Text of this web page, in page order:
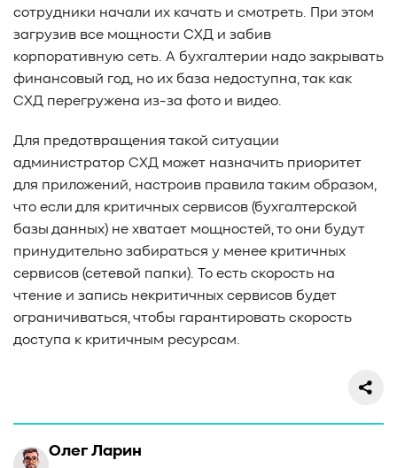
сотрудники начали их качать и смотреть. При этом
загрузив все мощности СХД и забив
корпоративную сеть. А бухгалтерии надо закрывать
финансовый год, но их база недоступна, так как
СХД перегружена из-за фото и видео.
Для предотвращения такой ситуации
администратор СХД может назначить приоритет
для приложений, настроив правила таким образом,
что если для критичных сервисов (бухгалтерской
базы данных) не хватает мощностей, то они будут
принудительно забираться у менее критичных
сервисов (сетевой папки). То есть скорость на
чтение и запись некритичных сервисов будет
ограничиваться, чтобы гарантировать скорость
доступа к критичным ресурсам.
Олег Ларин